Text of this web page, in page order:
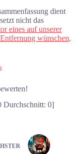
dient
nicht das
eines auf unserer
wünschen,
Durchschnitt: 0]